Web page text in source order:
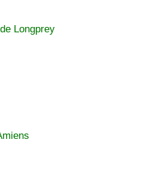
Longprey